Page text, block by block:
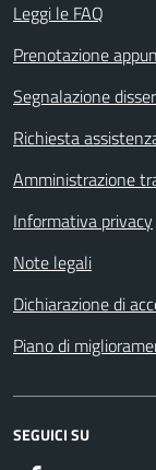
Leggi le FAQ
Prenotazione
Segnalazione
Richiesta
Amministrazione
Informativa privacy
Note legali
Dichiarazione di
Piano di
SEGUICI SU